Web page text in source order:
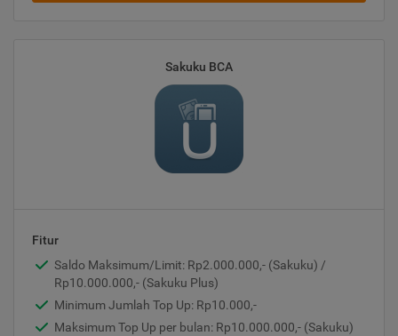
Sakuku BCA
Fitur
Saldo Maksimum/Limit: Rp2.000.000,- (Sakuku) /
Rp10.000.000,- (Sakuku Plus)
Minimum Jumlah Top Up: Rp10.000,-
Maksimum Top Up per bulan: Rp10.000.000,- (Sakuku)